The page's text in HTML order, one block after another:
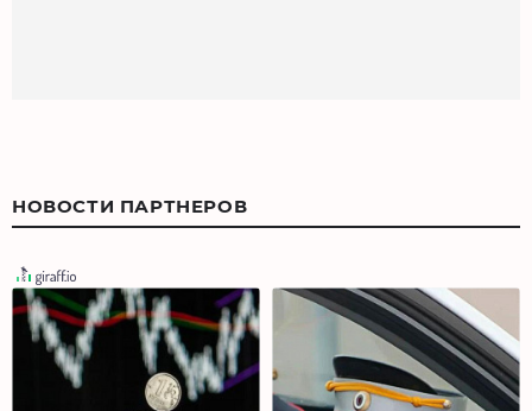
НОВОСТИ ПАРТНЕРОВ